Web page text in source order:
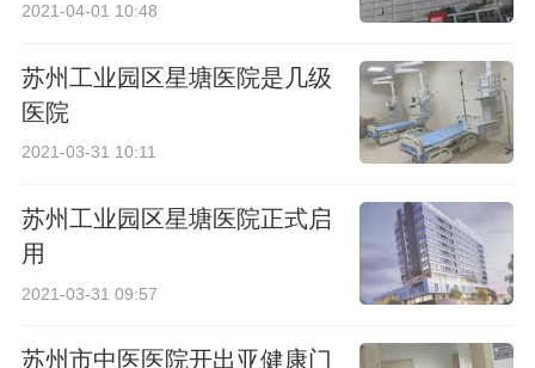
2021-04-01 10:48
苏州工业园区星塘医院是几级
医院
2021-03-31 10:11
苏州工业园区星塘医院正式启
用
2021-03-31 09:57
苏州市中医医院开出亚健康门